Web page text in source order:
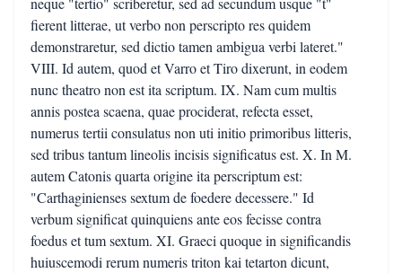
fierent litterae, ut verbo non perscripto res quidem
demonstraretur, sed dictio tamen ambigua verbi lateret."
VIII. Id autem, quod et Varro et Tiro dixerunt, in eodem
nunc theatro non est ita scriptum. IX. Nam cum multis
annis postea scaena, quae prociderat, refecta esset,
numerus tertii consulatus non uti initio primoribus litteris,
sed tribus tantum lineolis incisis significatus est. X. In M.
autem Catonis quarta origine ita perscriptum est:
"Carthaginienses sextum de foedere decessere." Id
verbum significat quinquiens ante eos fecisse contra
foedus et tum sextum. XI. Graeci quoque in significandis
huiuscemodi rerum numeris triton kai tetarton dicunt,